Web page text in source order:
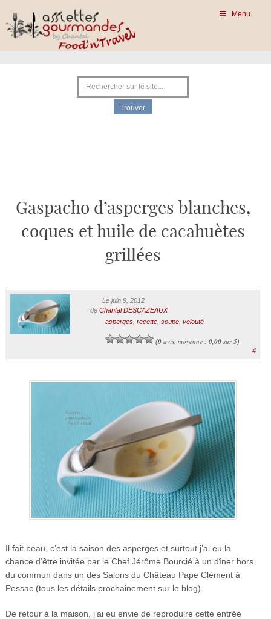
Menu
Gaspacho d’asperges blanches,
coques et huile de cacahuètes
grillées
Le juin 9, 2012
de Chantal DESCAZEAUX
asperges, recette, soupe, velouté
(0avis, moyenne : 0,00sur 5)
4
Il fait beau, c’est la saison des asperges et surtout j’ai eu la
chance d’être invitée par le Chef Jérôme Bourcié à un dîner hors
du commun dans un des Salons du Château Pape Clément à
Pessac (tous les détails prochainement sur le blog).
De retour à la maison, j’ai eu envie de reproduire cette entrée